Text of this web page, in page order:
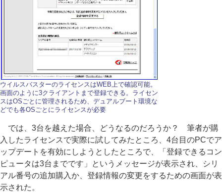
ウイルスバスターのライセンスはWEB上で確認可能。
画面のように3クライアントまで登録できる。ライセン
スはOSごとに管理されるため、デュアルブート環境な
どでも各OSごとにライセンスが必要
では、3台を越えた場合、どうなるのだろうか？ 筆者が購
入したライセンスで実際に試してみたところ、4台目のPCでア
ップデートを有効にしようとしたところで、「登録できるコン
ピュータは3台までです」というメッセージが表示され、シリ
アル番号の追加購入か、登録情報の変更をするための画面が表
示された。